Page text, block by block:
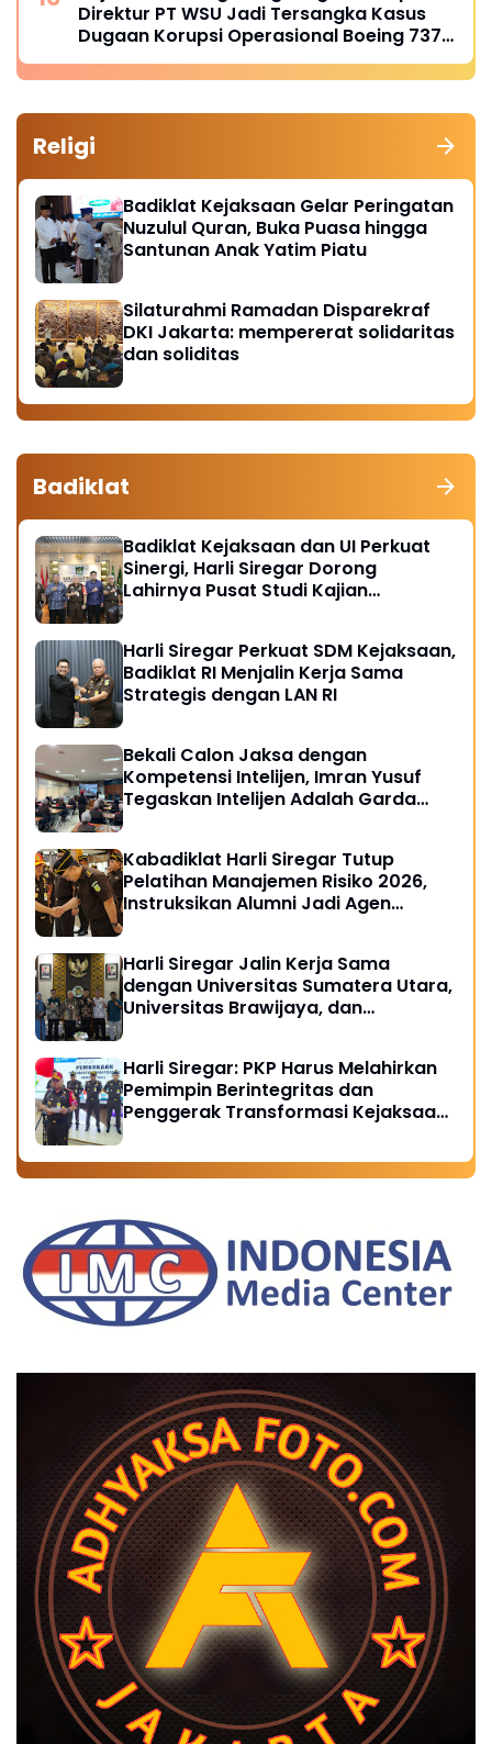
Direktur PT WSU Jadi Tersangka Kasus
Dugaan Korupsi Operasional Boeing 737-
300
Religi
Badiklat Kejaksaan Gelar Peringatan
Nuzulul Quran, Buka Puasa hingga
Santunan Anak Yatim Piatu
Silaturahmi Ramadan Disparekraf
DKI Jakarta: mempererat solidaritas
dan soliditas
Badiklat
Badiklat Kejaksaan dan UI Perkuat
Sinergi, Harli Siregar Dorong
Lahirnya Pusat Studi Kajian
Harli Siregar Perkuat SDM Kejaksaan,
Badiklat RI Menjalin Kerja Sama
Strategis dengan LAN RI
Bekali Calon Jaksa dengan
Kompetensi Intelijen, Imran Yusuf
Tegaskan Intelijen Adalah Garda
Kabadiklat Harli Siregar Tutup
Pelatihan Manajemen Risiko 2026,
Instruksikan Alumni Jadi Agen
Harli Siregar Jalin Kerja Sama
dengan Universitas Sumatera Utara,
Universitas Brawijaya, dan
Tempuh Pendidikan Doktor (S3)
Hukum
Harli Siregar: PKP Harus Melahirkan
Pemimpin Berintegritas dan
Penggerak Transformasi Kejaksaan